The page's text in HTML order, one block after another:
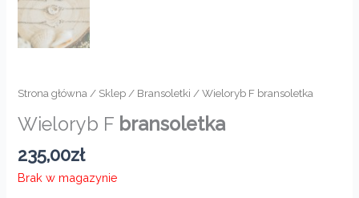
Strona główna / Sklep / Bransoletki / Wieloryb F bransoletka
Wieloryb F bransoletka
235,00zł
Brak w magazynie